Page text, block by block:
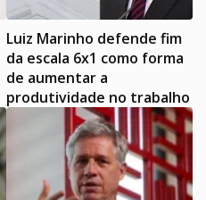
Luiz Marinho defende fim
da escala 6x1 como forma
de aumentar a
produtividade no trabalho